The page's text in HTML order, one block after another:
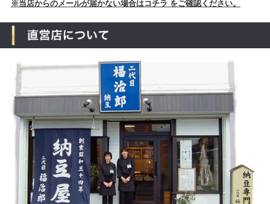
※当店からのメールが届かない場合はコチラ をご確認ください。